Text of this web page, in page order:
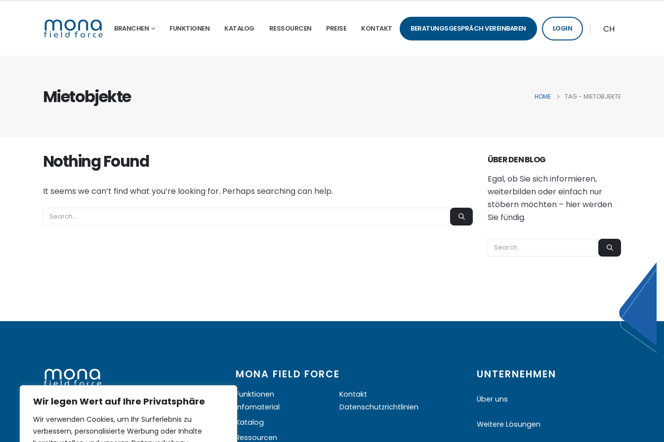
Wir legen Wert auf Ihre Privatsphäre
Wir verwenden Cookies, um Ihr Surferlebnis zu
verbessern, personalisierte Werbung oder Inhalte
BRANCHEN FUNKTIONEN KATALOG RESSOURCEN PREISE KONTAKT BERATUNGSGESPRÄCH VEREINBAREN LOGIN CH
Mietobjekte HOME TAG - MIETOBJEKTE
Nothing Found
It seems we can’t find what you’re looking for. Perhaps searching can help.
ÜBER DEN BLOG
Egal, ob Sie sich informieren,
weiterbilden oder einfach nur
stöbern möchten – hier werden
Sie fündig.
mobile Nachhaltigkeit im
Aussendienst
MONA FIELD FORCE
Funktionen
Infomaterial
Katalog
Ressourcen
Kontakt
Datenschutzrichtlinien
UNTERNEHMEN
Über uns
Weitere Lösungen